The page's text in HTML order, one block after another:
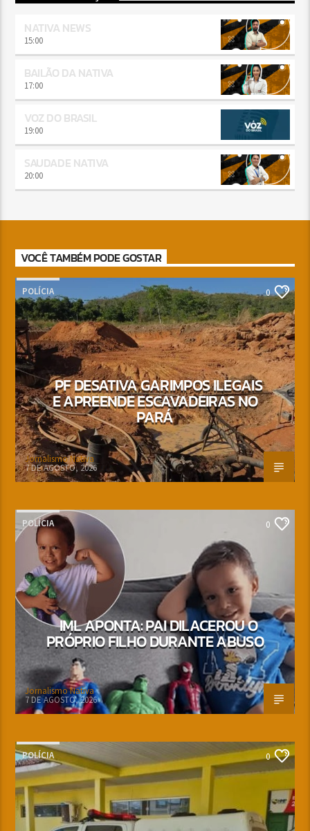
NATIVA NEWS
15:00
BAILÃO DA NATIVA
17:00
VOZ DO BRASIL
19:00
SAUDADE NATIVA
20:00
VOCÊ TAMBÉM PODE GOSTAR
POLÍCIA 0
PF DESATIVA GARIMPOS ILEGAIS
E APREENDE ESCAVADEIRAS NO
PARÁ
Jornalismo Nativa
7 DE AGOSTO, 2026
POLÍCIA 0
IML APONTA: PAI DILACEROU O
PRÓPRIO FILHO DURANTE ABUSO
Jornalismo Nativa
7 DE AGOSTO, 2026
POLÍCIA 0